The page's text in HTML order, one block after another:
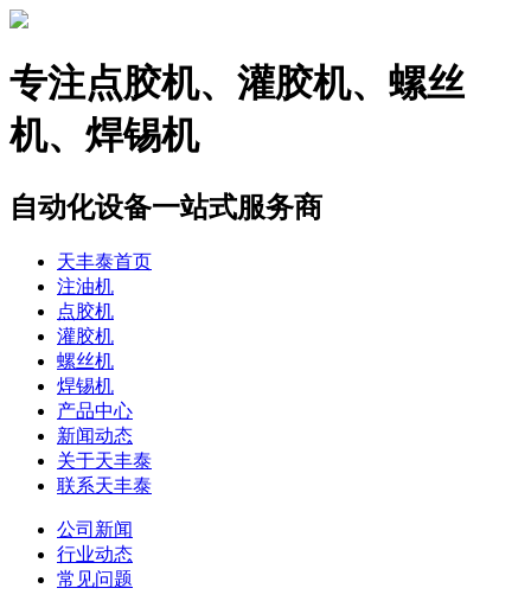
专注点胶机、灌胶机、螺丝
机、焊锡机
自动化设备一站式服务商
天丰泰首页
注油机
点胶机
灌胶机
螺丝机
焊锡机
产品中心
新闻动态
关于天丰泰
联系天丰泰
公司新闻
行业动态
常见问题